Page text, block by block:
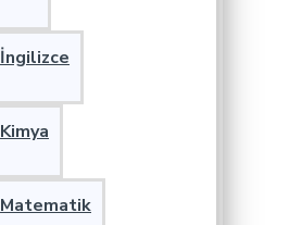
İngilizce
Kimya
Matematik